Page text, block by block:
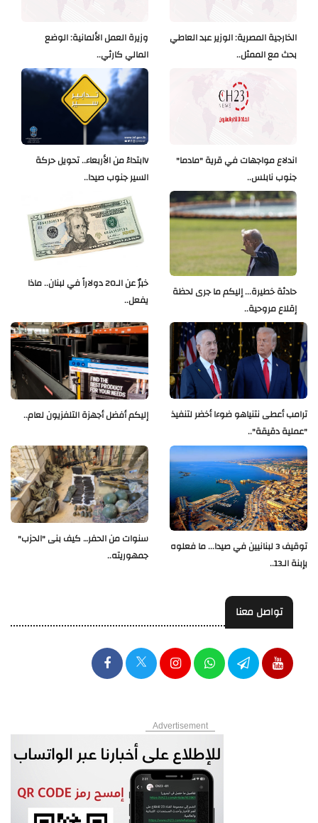
وزيرة العمل الألمانية: الوضع
المالي كارثي..
الخارجية المصرية: الوزير عبد العاطي
بحث مع الممثل..
Vابتداءً من الأربعاء.. تحويل حركة
السير جنوب صيدا..
اندلاع مواجهات في قرية "مادما"
جنوب نابلس..
خبرٌ عن الـ20 دولاراً في لبنان.. ماذا
يفعل..
حادثة خطيرة... إليكم ما جرى لحظة
إقلاع مروحية..
إليكم أفضل أجهزة التلفزيون لعام..
ترامب أعطى نتنياهو ضوءا أخضر لتنفيذ
"عملية دقيقة"..
سنوات من الحفر… كيف بنى "الحزب"
جمهوريته..
توقيف 3 لبنانيين في صيدا... ما فعلوه
بإبنة الـ13..
تواصل معنا
Advertisement